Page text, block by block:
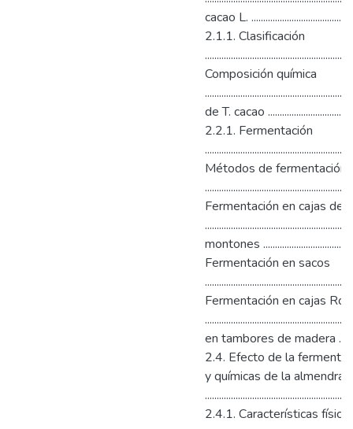
cacao L.
2.1.1. Clasificación
Composición química
de T. cacao
2.2.1. Fermentación
Métodos de fermentación
Fermentación en cajas de
montones
Fermentación en sacos
Fermentación en cajas
en tambores de madera
2.4. Efecto de la
y químicas de la almendra
2.4.1. Características